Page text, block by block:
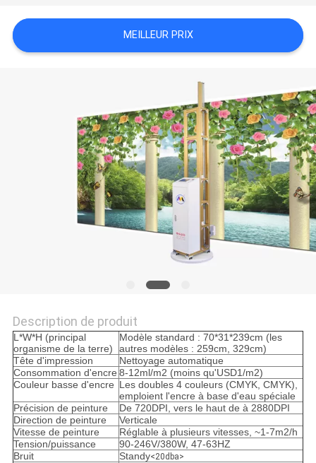
MEILLEUR PRIX
Description de produit
L*W*H (principal
organisme de la terre)
Modèle standard : 70*31*239cm (les
autres modèles : 259cm, 329cm)
Tête d'impression
Nettoyage automatique
Consommation d'encre 8-12ml/m2 (moins qu'USD1/m2)
Couleur basse d'encre Les doubles 4 couleurs (CMYK, CMYK),
emploient l'encre à base d'eau spéciale
Précision de peinture
De 720DPI, vers le haut de à 2880DPI
Direction de peinture
Verticale
Vitesse de peinture
Réglable à plusieurs vitesses, ~1-7m2/h
Tension/puissance
90-246V/380W, 47-63HZ
Bruit
Standy<20dba>